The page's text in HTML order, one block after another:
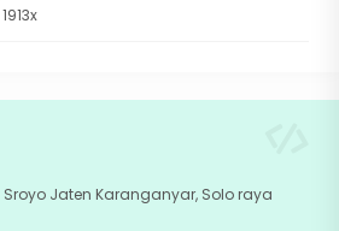
Sroyo Jaten Karanganyar, Solo raya